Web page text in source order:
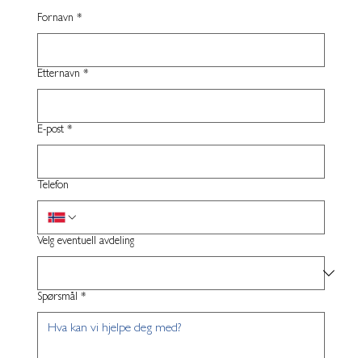
Fornavn *
Etternavn *
E-post *
Telefon
Velg eventuell avdeling
Spørsmål *